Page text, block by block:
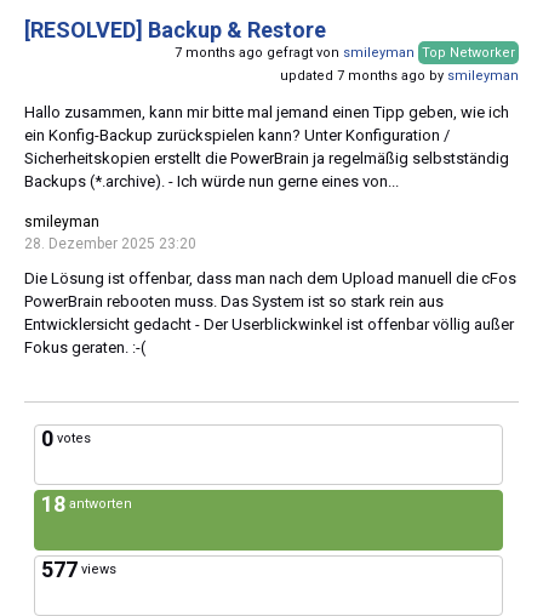
[RESOLVED] Backup & Restore
7 months ago gefragt von smileyman Top Networker
updated 7 months ago by smileyman
Hallo zusammen, kann mir bitte mal jemand einen Tipp geben, wie ich
ein Konfig-Backup zurückspielen kann? Unter Konfiguration /
Sicherheitskopien erstellt die PowerBrain ja regelmäßig selbstständig
Backups (*.archive). - Ich würde nun gerne eines von...
smileyman
28. Dezember 2025 23:20
Die Lösung ist offenbar, dass man nach dem Upload manuell die cFos
PowerBrain rebooten muss. Das System ist so stark rein aus
Entwicklersicht gedacht - Der Userblickwinkel ist offenbar völlig außer
Fokus geraten. :-(
0 votes
18 antworten
577 views